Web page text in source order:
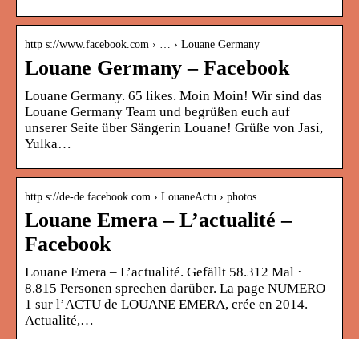
http s://www.facebook.com › … › Louane Germany
Louane Germany – Facebook
Louane Germany. 65 likes. Moin Moin! Wir sind das
Louane Germany Team und begrüßen euch auf
unserer Seite über Sängerin Louane! Grüße von Jasi,
Yulka…
http s://de-de.facebook.com › LouaneActu › photos
Louane Emera – L’actualité –
Facebook
Louane Emera – L’actualité. Gefällt 58.312 Mal ·
8.815 Personen sprechen darüber. La page NUMERO
1 sur l’ACTU de LOUANE EMERA, crée en 2014.
Actualité,…